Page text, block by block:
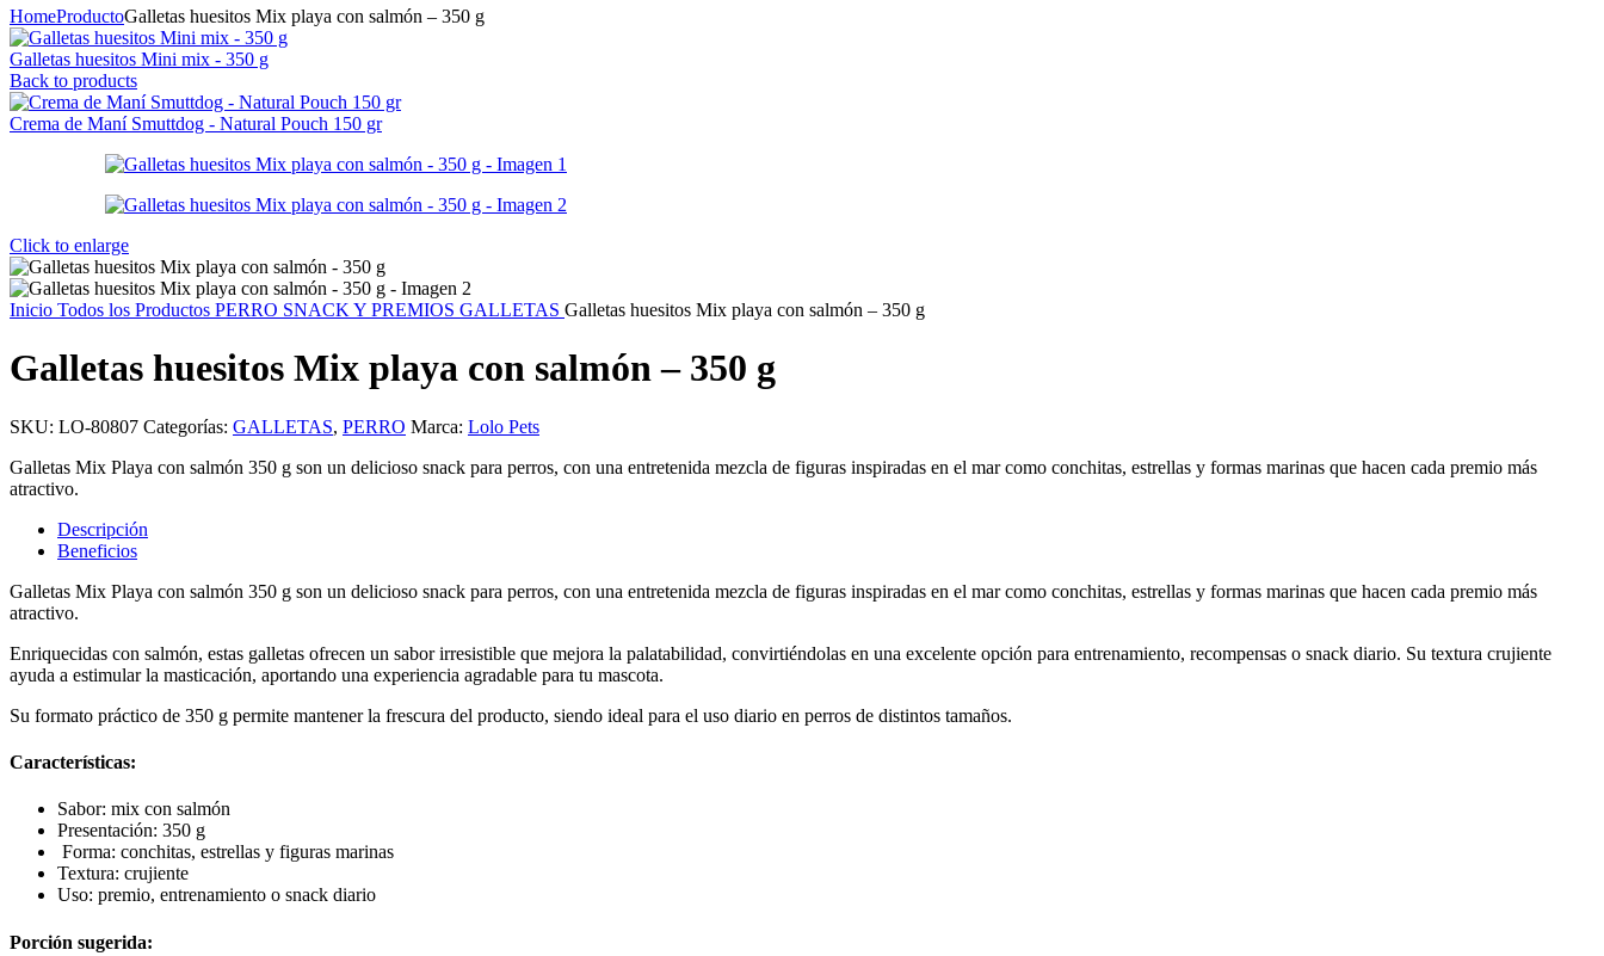
HomeProductoGalletas huesitos Mix playa con salmón – 350 g
Galletas huesitos Mini mix - 350 g
Back to products
Crema de Maní Smuttdog - Natural Pouch 150 gr
Click to enlarge
Inicio Todos los Productos PERRO SNACK Y PREMIOS GALLETAS Galletas huesitos Mix playa con salmón – 350 g
Galletas huesitos Mix playa con salmón – 350 g
SKU: LO-80807 Categorías: GALLETAS, PERRO Marca: Lolo Pets
Galletas Mix Playa con salmón 350 g son un delicioso snack para perros, con una entretenida mezcla de figuras inspiradas en el mar como conchitas, estrellas y formas marinas que hacen cada premio más
atractivo.
Descripción
Beneficios
Galletas Mix Playa con salmón 350 g son un delicioso snack para perros, con una entretenida mezcla de figuras inspiradas en el mar como conchitas, estrellas y formas marinas que hacen cada premio más
atractivo.
Enriquecidas con salmón, estas galletas ofrecen un sabor irresistible que mejora la palatabilidad, convirtiéndolas en una excelente opción para entrenamiento, recompensas o snack diario. Su textura crujiente
ayuda a estimular la masticación, aportando una experiencia agradable para tu mascota.
Su formato práctico de 350 g permite mantener la frescura del producto, siendo ideal para el uso diario en perros de distintos tamaños.
Características:
Sabor: mix con salmón
Presentación: 350 g
Forma: conchitas, estrellas y figuras marinas
Textura: crujiente
Uso: premio, entrenamiento o snack diario
Porción sugerida: